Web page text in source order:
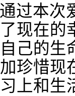
过本次
现在的
己的生
珍惜现
上和生